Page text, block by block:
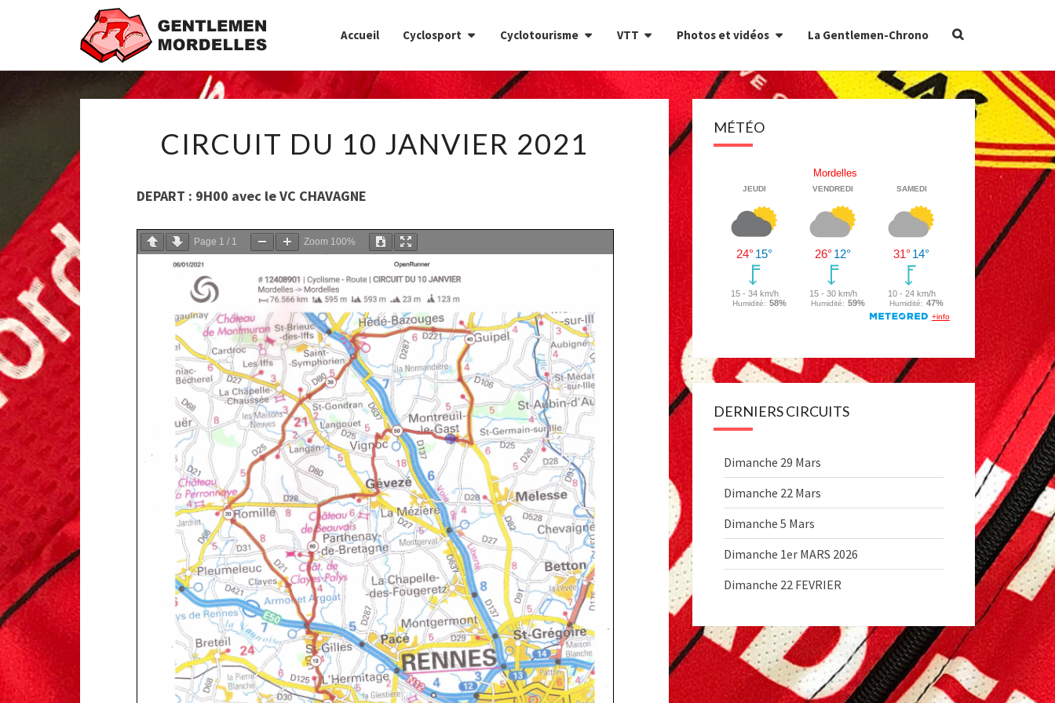
Accueil Cyclosport Cyclotourisme VTT Photos et vidéos La Gentlemen-Chrono
Search
DU
CIRCUIT DU 10 JANVIER 2021
DEPART : 9H00 avec le VC CHAVAGNE
Page 1 / 1 Zoom 100%
MÉTÉO
DERNIERS CIRCUITS
Dimanche 29 Mars
Dimanche 22 Mars
Dimanche 5 Mars
Dimanche 1er MARS 2026
Dimanche 22 FEVRIER